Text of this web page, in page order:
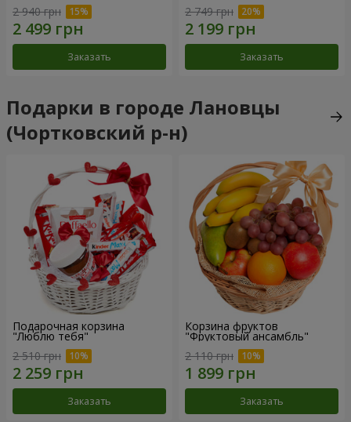
2 940 грн
Заказать
2 749 грн
Заказать
Подарки в городе Лановцы
(Чортковский р-н)
Подарочная корзина
"Люблю тебя"
2 510 грн
Заказать
Корзина фруктов
"Фруктовый ансамбль"
2 110 грн
Заказать